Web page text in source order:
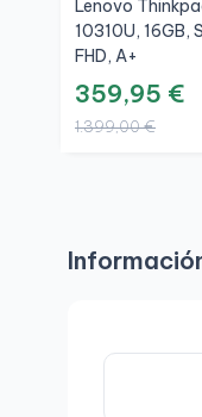
Lenovo
10310U, 16GB,
FHD, A+
359,95 €
1.399,00 €